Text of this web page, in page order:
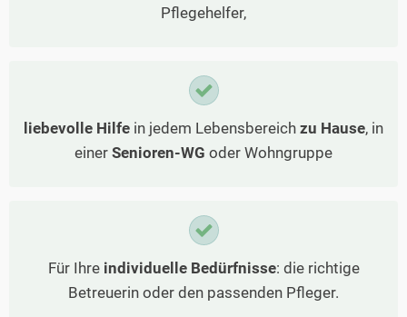
Pflegehelfer,
liebevolle Hilfe in jedem Lebensbereich zu Hause, in
einer Senioren-WG oder Wohngruppe
Für Ihre individuelle Bedürfnisse: die richtige
Betreuerin oder den passenden Pfleger.